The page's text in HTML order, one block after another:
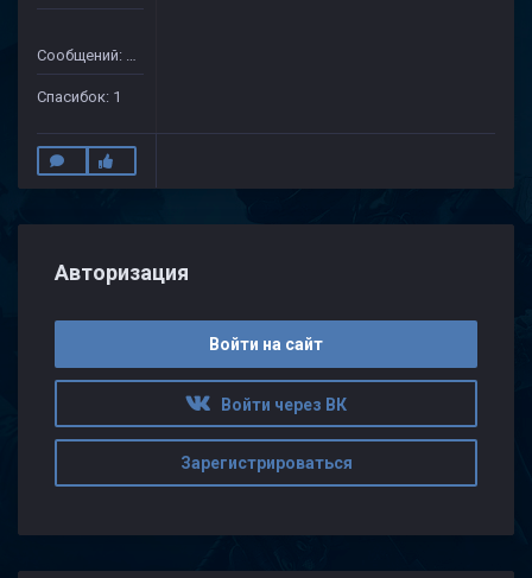
Сообщений: 69
Спасибок: 1
Авторизация
Войти на сайт
Войти через ВК
Зарегистрироваться